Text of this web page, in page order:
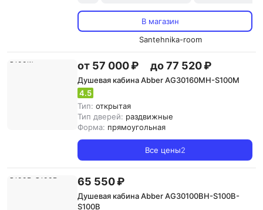
В магазин
Santehnika-room
от 57 000 ₽ до 77 520 ₽
Душевая кабина Abber AG30160MH-S100M
4.5
Тип: открытая
Тип дверей: раздвижные
Форма: прямоугольная
Все цены2
65 550 ₽
Душевая кабина Abber AG30100BH-S100B-
S100B